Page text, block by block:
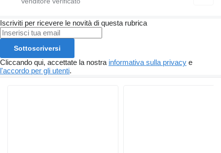
Iscriviti per ricevere le novità di questa rubrica
Sottoscriversi
Cliccando qui, accettate la nostra informativa sulla privacy e
l'accordo per gli utenti.